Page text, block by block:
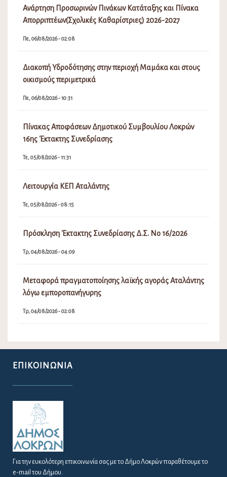
Ανάρτηση Προσωρινών Πινάκων Κατάταξης και Πίνακα
Απορριπτέων(Σχολικές Καθαρίστριες) 2026-2027
Πε, 06/08/2026 - 02:08
Διακοπή Υδροδότησης στην περιοχή Μαμάκα και στους
οικισμούς περιμετρικά
Πε, 06/08/2026 - 10:31
Πίνακας Αποφάσεων Δημοτικού Συμβουλίου Λοκρών
16ης Έκτακτης Συνεδρίασης
Τε, 05/08/2026 - 11:31
Λειτουργία ΚΕΠ Αταλάντης
Τε, 05/08/2026 - 08:15
Πρόσκληση Έκτακτης Συνεδρίασης Δ.Σ. Νο 16/2026
Τρ, 04/08/2026 - 04:09
Μεταφορά πραγματοποίησης λαϊκής αγοράς Αταλάντης
λόγω εμποροπανήγυρης
Τρ, 04/08/2026 - 02:08
ΕΠΙΚΟΙΝΩΝΊΑ
Για την ευκολότερη επικοινωνία σας με το Δήμο Λοκρών παραθέτουμε το
e-mail του Δήμου.